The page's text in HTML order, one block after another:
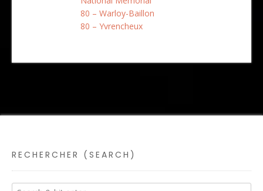
80 – Warloy-Baillon
80 – Yvrencheux
RECHERCHER (SEARCH)